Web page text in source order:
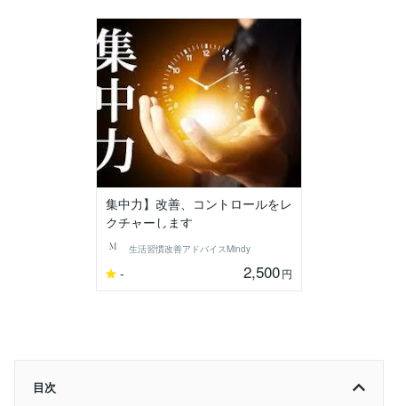
集中力】改善、コントロールをレ
クチャーします
生活習慣改善アドバイスMindy
- 2,500円
目次